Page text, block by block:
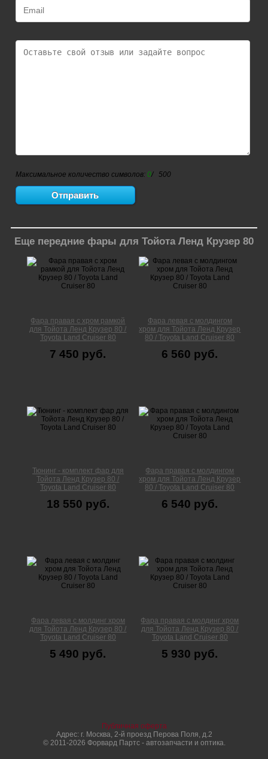
Максимальное количество символов: 0/ 500
Еще передние фары для Тойота Ленд Крузер 80
Фара правая с хром рамкой
для Тойота Ленд Крузер 80 /
Toyota Land Cruiser 80
7 450 руб.
Фара левая с молдингом
хром для Тойота Ленд Крузер
80 / Toyota Land Cruiser 80
6 560 руб.
Тюнинг - комплект фар для
Тойота Ленд Крузер 80 /
Toyota Land Cruiser 80
18 550 руб.
Фара правая с молдингом
хром для Тойота Ленд Крузер
80 / Toyota Land Cruiser 80
6 540 руб.
Фара левая с молдинг хром
для Тойота Ленд Крузер 80 /
Toyota Land Cruiser 80
5 490 руб.
Фара правая с молдинг хром
для Тойота Ленд Крузер 80 /
Toyota Land Cruiser 80
5 930 руб.
Публичная оферта
Адрес: г. Москва, 2-й проезд Перова Поля, д.2
© 2011-2026 Форвард Партс - автозапчасти и оптика.